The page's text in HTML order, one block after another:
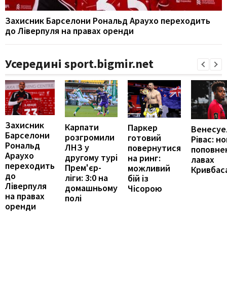
Захисник Барселони Рональд Араухо переходить
до Ліверпуля на правах оренди
Усередині sport.bigmir.net
Захисник
Барселони
Рональд
Араухо
переходить
до
Ліверпуля
на правах
оренди
Карпати
розгромили
ЛНЗ у
другому турі
Прем'єр-
ліги: 3:0 на
домашньому
полі
Паркер
готовий
повернутися
на ринг:
можливий
бій із
Чісорою
Рівас:
лавах